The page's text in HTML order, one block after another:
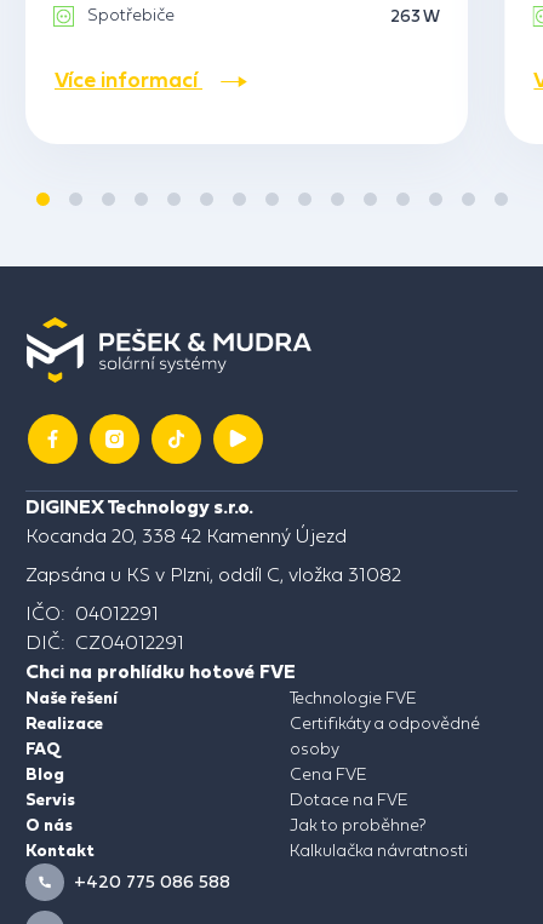
Spotřebiče
263 W
Více informací
DIGINEX Technology s.r.o.
Kocanda 20, 338 42 Kamenný Újezd
Zapsána u KS v Plzni, oddíl C, vložka 31082
IČO: 04012291
DIČ: CZ04012291
Naše řešení
Realizace
FAQ
Blog
Servis
O nás
Kontakt
Technologie FVE
Certifikáty a odpovědné
osoby
Cena FVE
Dotace na FVE
Jak to proběhne?
Kalkulačka návratnosti
Chci na prohlídku hotové FVE
+420 775 086 588